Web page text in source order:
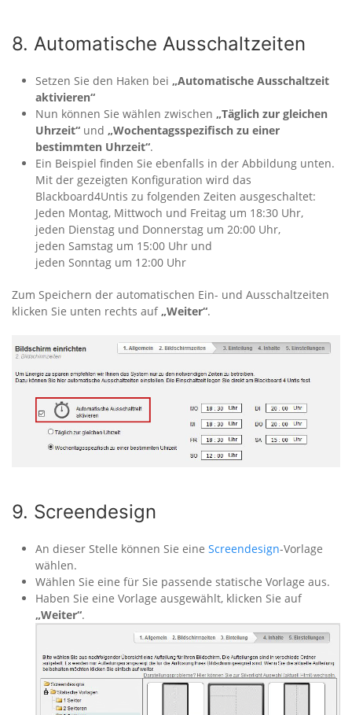
8. Automatische Ausschaltzeiten
Setzen Sie den Haken bei „Automatische Ausschaltzeit
aktivieren“
Nun können Sie wählen zwischen „Täglich zur gleichen
Uhrzeit“ und „Wochentagsspezifisch zu einer
bestimmten Uhrzeit“.
Ein Beispiel finden Sie ebenfalls in der Abbildung unten.
Mit der gezeigten Konfiguration wird das
Blackboard4Untis zu folgenden Zeiten ausgeschaltet:
Jeden Montag, Mittwoch und Freitag um 18:30 Uhr,
jeden Dienstag und Donnerstag um 20:00 Uhr,
jeden Samstag um 15:00 Uhr und
jeden Sonntag um 12:00 Uhr
Zum Speichern der automatischen Ein- und Ausschaltzeiten
klicken Sie unten rechts auf„Weiter“.
9. Screendesign
An dieser Stelle können Sie eine Screendesign-Vorlage
wählen.
Wählen Sie eine für Sie passende statische Vorlage aus.
Haben Sie eine Vorlage ausgewählt, klicken Sie auf
„Weiter“.